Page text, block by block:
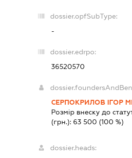
dossier.opfSubType:
-
dossier.edrpo:
36520570
СЕРПОКРИЛОВ ІГОР
Розмір внеску до
(грн.): 63 500 (100 %)
dossier.heads: